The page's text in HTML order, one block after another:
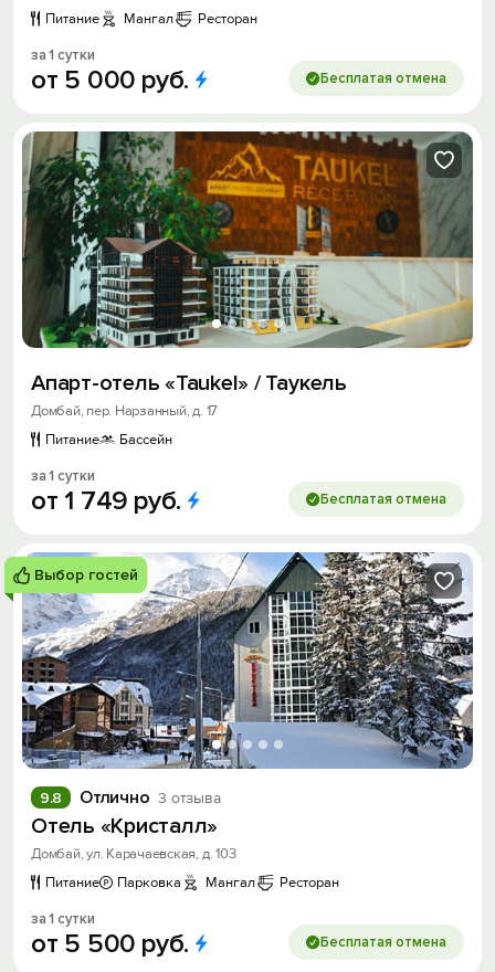
Питание
Мангал Ресторан
за 1 сутки
от 5 000 руб. Бесплатая отмена
Апарт-отель «Taukel» / Таукель
Домбай, пер. Нарзанный, д. 17
Питание
Бассейн
за 1 сутки
от 1 749 руб. Бесплатая отмена
Выбор гостей
Отлично 3 отзыва
9.8
Отель «Кристалл»
Домбай, ул. Карачаевская, д. 103
Питание
Парковка Мангал Ресторан
за 1 сутки
от 5 500 руб. Бесплатая отмена